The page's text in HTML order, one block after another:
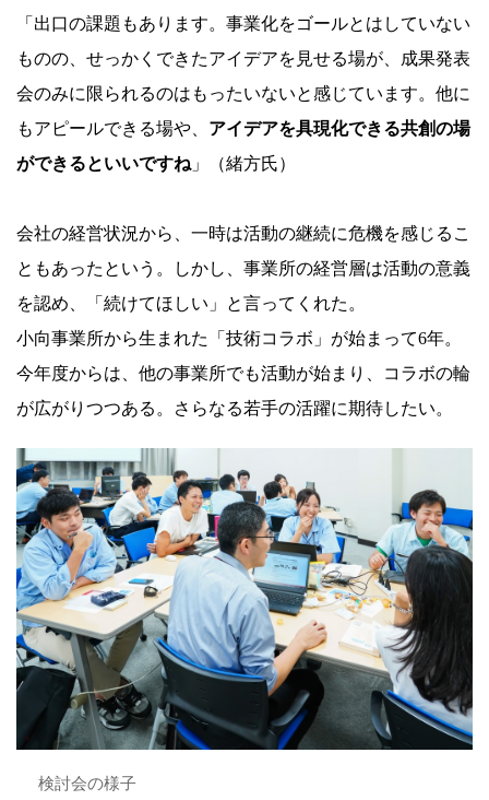
「出口の課題もあります。事業化をゴールとはしていない
ものの、せっかくできたアイデアを見せる場が、成果発表
会のみに限られるのはもったいないと感じています。他に
もアピールできる場や、 アイデアを具現化できる共創の場
ができるといいですね 」（緒方氏）
会社の経営状況から、一時は活動の継続に危機を感じるこ
ともあったという。しかし、事業所の経営層は活動の意義
を認め、「続けてほしい」と言ってくれた。
小向事業所から生まれた「技術コラボ」が始まって6年。
今年度からは、他の事業所でも活動が始まり、コラボの輪
が広がりつつある。さらなる若手の活躍に期待したい。
検討会の様子